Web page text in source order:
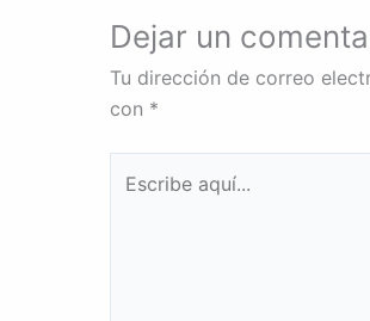
Dejar un
Tu dirección de correo
con *
aquí...